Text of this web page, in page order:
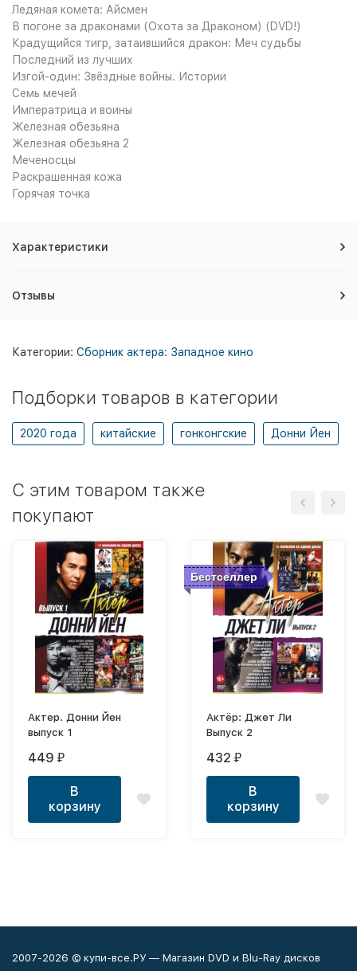
Ледяная комета: Айсмен
В погоне за драконами (Охота за Драконом) (DVD!)
Крадущийся тигр, затаившийся дракон: Меч судьбы
Последний из лучших
Изгой-один: Звёздные войны. Истории
Семь мечей
Императрица и воины
Железная обезьяна
Железная обезьяна 2
Меченосцы
Раскрашенная кожа
Горячая точка
Характеристики
Отзывы
Категории: Сборник актера: Западное кино
Подборки товаров в категории
2020 года китайские гонконгские Донни Йен
C этим товаром также
покупают
Актер. Донни Йен
выпуск 1
449 ₽
В
корзину
Бестселлер
Актёр: Джет Ли
Выпуск 2
432 ₽
В
корзину
2007-2026 © купи-все.РУ — Магазин DVD и Blu-Ray дисков